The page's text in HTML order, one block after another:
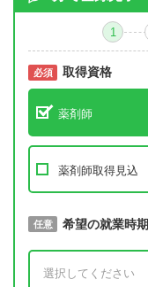
1
必須 取得資格
薬剤師
薬剤師取得見込
必須 取得予定年
任意 希望の就業時期